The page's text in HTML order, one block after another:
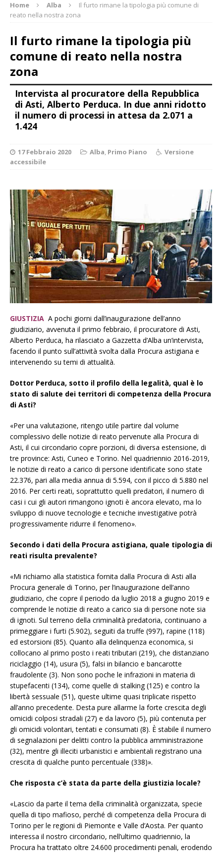
Home Alba
Il furto rimane la tipologia più comune di
reato nella nostra zona
Il furto rimane la tipologia più
comune di reato nella nostra
zona
Intervista al procuratore della Repubblica
di Asti, Alberto Perduca. In due anni ridotto
il numero di processi in attesa da 2.071 a
1.424
17 Febbraio 2020 Alba, Primo Piano
Versione
accessibile
GIUSTIZIA A pochi giorni dall’inaugurazione dell’anno
giudiziario, avvenuta il primo febbraio, il procuratore di Asti,
Alberto Perduca, ha rilasciato a Gazzetta d’Alba un’intervista,
facendo il punto sull’attività svolta dalla Procura astigiana e
intervenendo su temi di attualità.
Dottor Perduca, sotto il profilo della legalità, qual è lo
stato di salute dei territori di competenza della Procura
di Asti?
«Per una valutazione, ritengo utile partire dal volume
complessivo delle notizie di reato pervenute alla Procura di
Asti, il cui circondario copre porzioni, di diversa estensione, di
tre province: Asti, Cuneo e Torino. Nel quadriennio 2016-2019,
le notizie di reato a carico di persone identificate sono state
22.376, pari alla media annua di 5.594, con il picco di 5.880 nel
2016. Per certi reati, soprattutto quelli predatori, il numero di
casi i cui gli autori rimangono ignoti è ancora elevato, ma lo
sviluppo di nuove tecnologie e tecniche investigative potrà
progressivamente ridurre il fenomeno».
Secondo i dati della Procura astigiana, quale tipologia di
reati risulta prevalente?
«Mi richiamo alla statistica fornita dalla Procura di Asti alla
Procura generale di Torino, per l’inaugurazione dell’anno
giudiziario, che copre il periodo da luglio 2018 a giugno 2019 e
comprende le notizie di reato a carico sia di persone note sia
di ignoti. Sul terreno della criminalità predatoria, continuano a
primeggiare i furti (5.902), seguiti da truffe (997), rapine (118)
ed estorsioni (85). Quanto alla delinquenza economica, si
collocano al primo posto i reati tributari (219), che distanziano
riciclaggio (14), usura (5), falsi in bilancio e bancarotte
fraudolente (3). Non sono poche le infrazioni in materia di
stupefacenti (134), come quelle di stalking (125) e contro la
libertà sessuale (51), queste ultime quasi triplicate rispetto
all’anno precedente. Desta pure allarme la forte crescita degli
omicidi colposi stradali (27) e da lavoro (5), più contenuta per
gli omicidi volontari, tentati e consumati (8). È stabile il numero
di segnalazioni per delitti contro la pubblica amministrazione
(32), mentre gli illeciti urbanistici e ambientali registrano una
crescita di qualche punto percentuale (338)».
Che risposta c’è stata da parte della giustizia locale?
«Lascio da parte il tema della criminalità organizzata, specie
quella di tipo mafioso, perché di competenza della Procura di
Torino per le regioni di Piemonte e Valle d’Aosta. Per quanto
interessa il nostro circondario, nell’ultimo quadriennio, la
Procura ha trattato oltre 24.600 procedimenti penali, erodendo